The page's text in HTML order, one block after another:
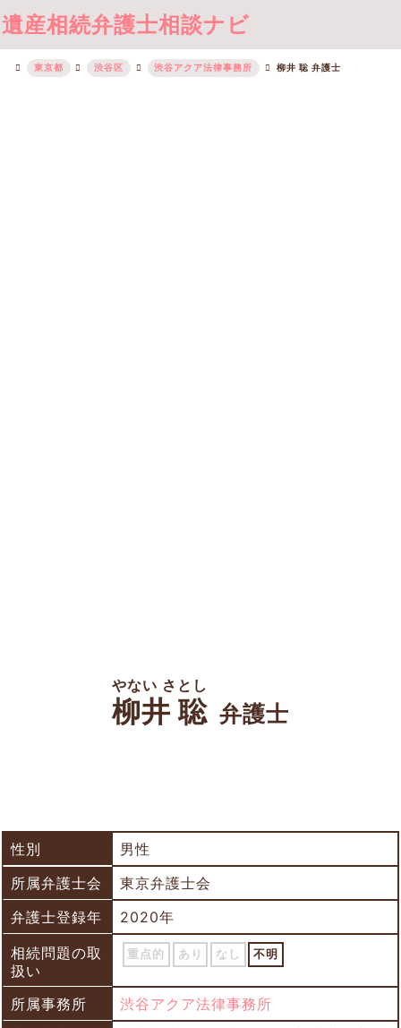
遺産相続弁護士相談ナビ
東京都 渋谷区 渋谷アクア法律事務所 柳井 聡 弁護士
柳井 聡
やない さとし
弁護士
性別
男性
所属弁護士会
東京弁護士会
弁護士登録年
2020年
相続問題の取
扱い
重点的 あり なし 不明
所属事務所
渋谷アクア法律事務所